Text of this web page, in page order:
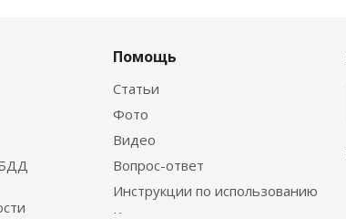
Помощь
Статьи
Фото
Видео
Вопрос-ответ
Инструкции по использованию